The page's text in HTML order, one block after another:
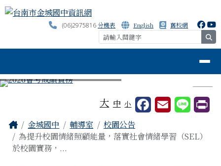
跳至主內容區
台南市金城國中資訊網
(06)2975816分機表 English 舊校網
⏸
大 中 小
主內容區域
Home
金城國中 輔導室
校園公告
為提升校園情緒照顧能量，落實社會情緒學習（SEL）
於校園實務，...
頁尾區域